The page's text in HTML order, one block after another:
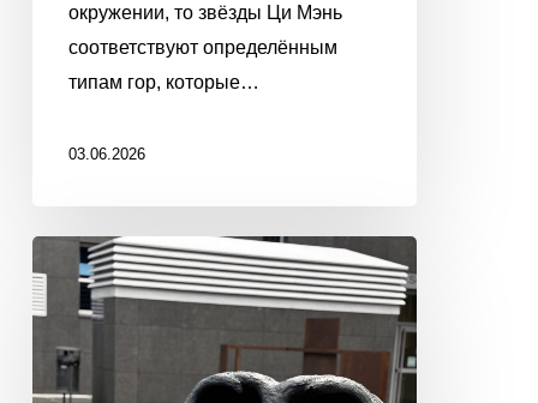
окружении, то звёзды Ци Мэнь
соответствуют определённым
типам гор, которые…
03.06.2026
УБИЙЦ
В
БАЦЗЫ.
БЕЗ